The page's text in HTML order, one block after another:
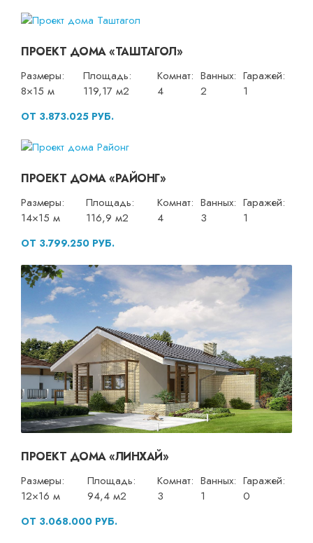
ПРОЕКТ ДОМА «ТАШТАГОЛ»
Размеры:
8×15 м
Площадь:
119,17 м2
Комнат:
4
Ванных:
2
Гаражей:
1
ОТ 3.873.025 РУБ.
ПРОЕКТ ДОМА «РАЙОНГ»
Размеры:
14×15 м
Площадь:
116,9 м2
Комнат:
4
Ванных:
3
Гаражей:
1
ОТ 3.799.250 РУБ.
ПРОЕКТ ДОМА «ЛИНХАЙ»
Размеры:
12×16 м
Площадь:
94,4 м2
Комнат:
3
Ванных:
1
Гаражей:
0
ОТ 3.068.000 РУБ.